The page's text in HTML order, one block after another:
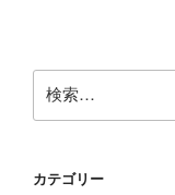
検
索:
カテゴリー